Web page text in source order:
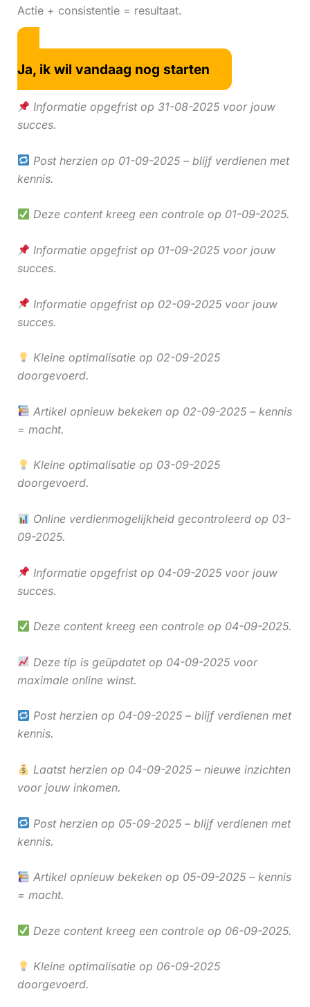
Actie + consistentie = resultaat.
Ja, ik wil vandaag nog starten
Informatie opgefrist op 31-08-2025 voor jouw
succes.
Post herzien op 01-09-2025 – blijf verdienen met
kennis.
Deze content kreeg een controle op 01-09-2025.
Informatie opgefrist op 01-09-2025 voor jouw
succes.
Informatie opgefrist op 02-09-2025 voor jouw
succes.
Kleine optimalisatie op 02-09-2025
doorgevoerd.
Artikel opnieuw bekeken op 02-09-2025 – kennis
= macht.
Kleine optimalisatie op 03-09-2025
doorgevoerd.
Online verdienmogelijkheid gecontroleerd op 03-
09-2025.
Informatie opgefrist op 04-09-2025 voor jouw
succes.
Deze content kreeg een controle op 04-09-2025.
Deze tip is geüpdatet op 04-09-2025 voor
maximale online winst.
Post herzien op 04-09-2025 – blijf verdienen met
kennis.
Laatst herzien op 04-09-2025 – nieuwe inzichten
voor jouw inkomen.
Post herzien op 05-09-2025 – blijf verdienen met
kennis.
Artikel opnieuw bekeken op 05-09-2025 – kennis
= macht.
Deze content kreeg een controle op 06-09-2025.
Kleine optimalisatie op 06-09-2025
doorgevoerd.